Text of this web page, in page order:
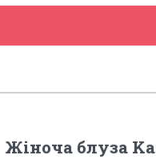
Жіноча блуза